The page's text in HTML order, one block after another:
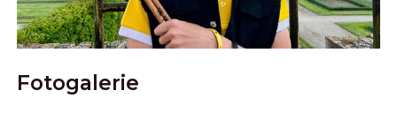
Fotogalerie